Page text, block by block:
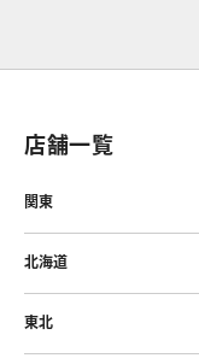
店舗一覧
関東
北海道
東北